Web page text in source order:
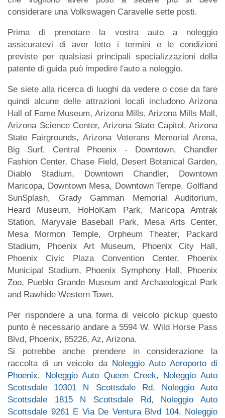
considerare una Volkswagen Caravelle sette posti.
Prima di prenotare la vostra auto a noleggio
assicuratevi di aver letto i termini e le condizioni
previste per qualsiasi principali specializzazioni della
patente di guida può impedire l'auto a noleggio.
Se siete alla ricerca di luoghi da vedere o cose da fare
quindi alcune delle attrazioni locali includono Arizona
Hall of Fame Museum, Arizona Mills, Arizona Mills Mall,
Arizona Science Center, Arizona State Capitol, Arizona
State Fairgrounds, Arizona Veterans Memorial Arena,
Big Surf, Central Phoenix - Downtown, Chandler
Fashion Center, Chase Field, Desert Botanical Garden,
Diablo Stadium, Downtown Chandler, Downtown
Maricopa, Downtown Mesa, Downtown Tempe, Golfland
SunSplash, Grady Gamman Memorial Auditorium,
Heard Museum, HoHoKam Park, Maricopa Amtrak
Station, Maryvale Baseball Park, Mesa Arts Center,
Mesa Mormon Temple, Orpheum Theater, Packard
Stadium, Phoenix Art Museum, Phoenix City Hall,
Phoenix Civic Plaza Convention Center, Phoenix
Municipal Stadium, Phoenix Symphony Hall, Phoenix
Zoo, Pueblo Grande Museum and Archaeological Park
and Rawhide Western Town.
Per rispondere a una forma di veicolo pickup questo
punto è necessario andare a 5594 W. Wild Horse Pass
Blvd, Phoenix, 85226, Az, Arizona.
Si potrebbe anche prendere in considerazione la
raccolta di un veicolo da Noleggio Auto Aeroporto di
Phoenix, Noleggio Auto Queen Creek, Noleggio Auto
Scottsdale 10301 N Scottsdale Rd, Noleggio Auto
Scottsdale 1815 N Scottsdale Rd, Noleggio Auto
Scottsdale 9261 E Via De Ventura Blvd 104, Noleggio